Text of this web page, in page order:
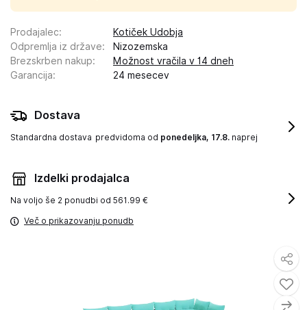
Prodajalec:
Kotiček Udobja
Odpremlja iz države:
Nizozemska
Brezskrben nakup:
Možnost vračila v 14 dneh
Garancija: 24 mesecev
Dostava
Standardna dostava predvidoma od ponedeljka, 17.8. naprej
Izdelki prodajalca
Na voljo še 2 ponudbi od 561.99 €
Več o prikazovanju ponudb